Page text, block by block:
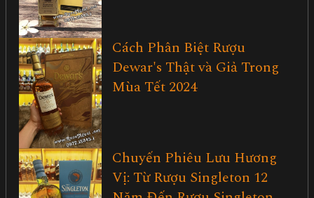
Cách Phân Biệt Rượu
Dewar's Thật và Giả Trong
Mùa Tết 2024
Chuyến Phiêu Lưu Hương
Vị: Từ Rượu Singleton 12